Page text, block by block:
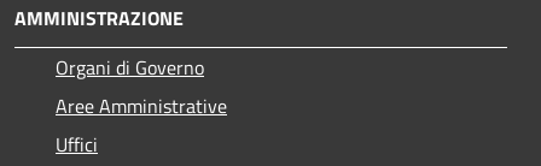
AMMINISTRAZIONE
Organi di Governo
Aree Amministrative
Uffici